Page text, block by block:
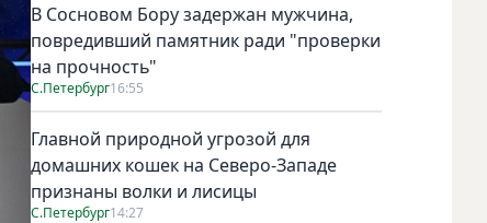
В Сосновом Бору задержан мужчина,
повредивший памятник ради "проверки
на прочность"
С.Петербург16:55
Главной природной угрозой для
домашних кошек на Северо-Западе
признаны волки и лисицы
С.Петербург14:27